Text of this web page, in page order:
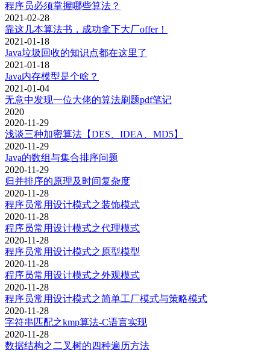
程序员必须掌握哪些算法？
2021-02-28
靠这几本算法书，成功拿下大厂offer！
2021-01-18
Java垃圾回收的知识点都在这里了
2021-01-18
Java内存模型是个啥？
2021-01-04
无意中发现一位大佬的算法刷题pdf笔记
2020
2020-11-29
浅谈三种加密算法【DES、IDEA、MD5】
2020-11-29
Java的数组与集合排序问题
2020-11-29
归并排序的原理及时间复杂度
2020-11-28
程序员常用设计模式之装饰模式
2020-11-28
程序员常用设计模式之代理模式
2020-11-28
程序员常用设计模式之原型模型
2020-11-28
程序员常用设计模式之外观模式
2020-11-28
程序员常用设计模式之简单工厂模式与策略模式
2020-11-28
字符串匹配之kmp算法-C语言实现
2020-11-28
数据结构之二叉树的四种遍历方法